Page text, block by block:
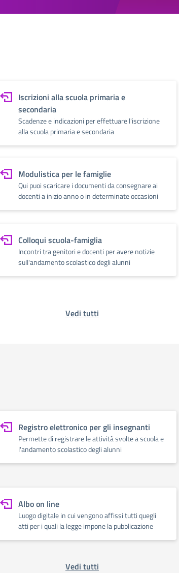
Iscrizioni alla scuola primaria e
secondaria
Scadenze e indicazioni per effettuare l'iscrizione
alla scuola primaria e secondaria
Modulistica per le famiglie
Qui puoi scaricare i documenti da consegnare ai
docenti a inizio anno o in determinate occasioni
Colloqui scuola-famiglia
Incontri tra genitori e docenti per avere notizie
sull'andamento scolastico degli alunni
Vedi tutti
Registro elettronico per gli insegnanti
Permette di registrare le attività svolte a scuola e
l'andamento scolastico degli alunni
Albo on line
Luogo digitale in cui vengono affissi tutti quegli
atti per i quali la legge impone la pubblicazione
Vedi tutti